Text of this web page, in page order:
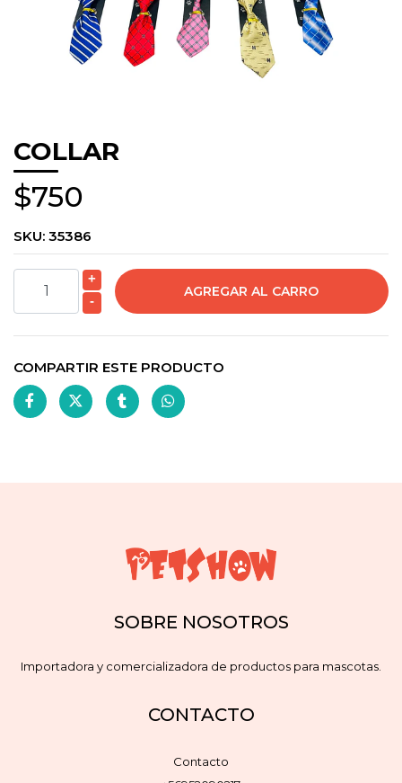
COLLAR
$750
SKU: 35386
+
-
COMPARTIR ESTE PRODUCTO
SOBRE NOSOTROS
Importadora y comercializadora de productos para mascotas.
CONTACTO
Contacto